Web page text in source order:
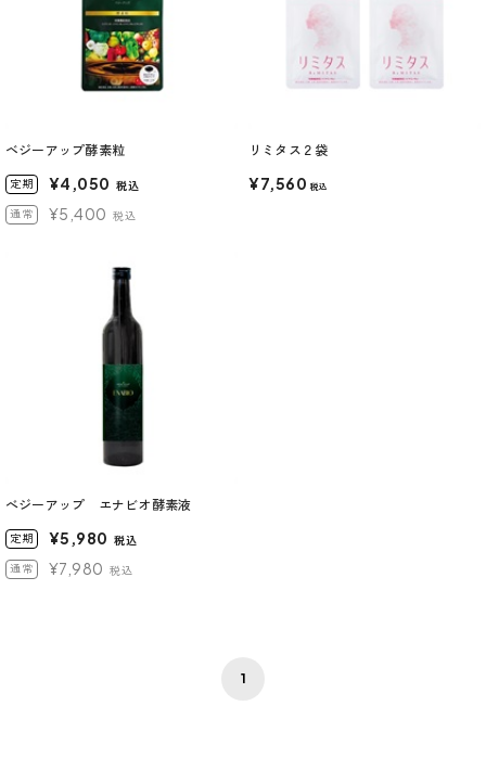
ベジーアップ酵素粒
定期 ¥4,050 税込
通常 ¥5,400 税込
リミタス２袋
¥7,560税込
べジーアップ エナビオ酵素液
定期 ¥5,980 税込
通常 ¥7,980 税込
1